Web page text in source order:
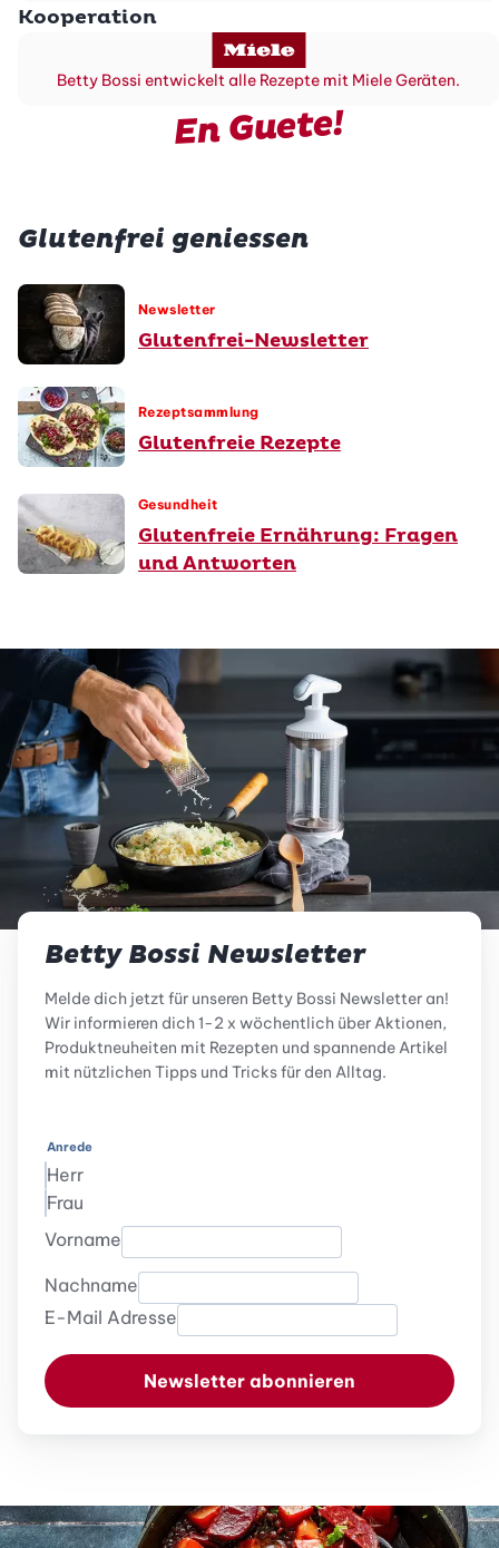
Kooperation
Betty Bossi entwickelt alle Rezepte mit Miele Geräten.
En Guete!
Glutenfrei geniessen
Newsletter
Glutenfrei-Newsletter
Rezeptsammlung
Glutenfreie Rezepte
Gesundheit
Glutenfreie Ernährung: Fragen
und Antworten
Betty Bossi Newsletter
Melde dich jetzt für unseren Betty Bossi Newsletter an!
Wir informieren dich 1-2 x wöchentlich über Aktionen,
Produktneuheiten mit Rezepten und spannende Artikel
mit nützlichen Tipps und Tricks für den Alltag.
Anrede
Herr
Frau
Vorname
Nachname
E-Mail Adresse
Newsletter abonnieren